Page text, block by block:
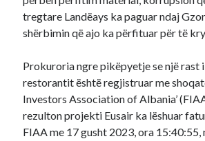
tregtare Landëays ka paguar ndaj
shërbimin që ajo ka përfituar për të
Prokuroria ngre pikëpyetje se një rast
restorantit është regjistruar me
Investors Association of Albania’
rezulton projekti Eusair ka lëshuar
FIAA me 17 gusht 2023, ora 15:40:55,